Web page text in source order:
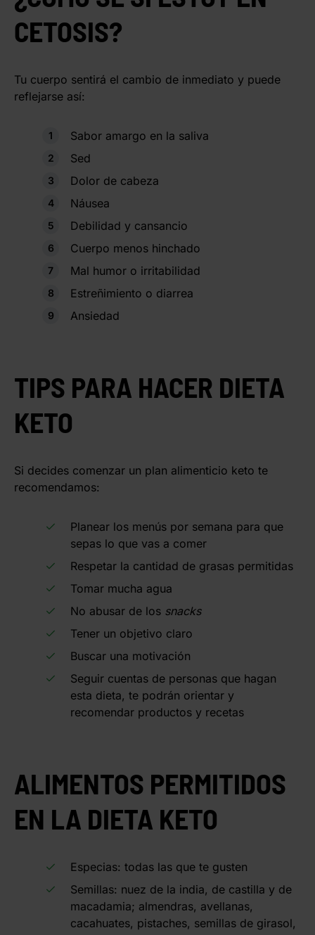
CETOSIS?
Tu cuerpo sentirá el cambio de inmediato y puede
reflejarse así:
Sabor amargo en la saliva
Sed
Dolor de cabeza
Náusea
Debilidad y cansancio
Cuerpo menos hinchado
Mal humor o irritabilidad
Estreñimiento o diarrea
Ansiedad
TIPS PARA HACER DIETA
KETO
Si decides comenzar un plan alimenticio keto te
recomendamos:
Planear los menús por semana para que
sepas lo que vas a comer
Respetar la cantidad de grasas permitidas
Tomar mucha agua
No abusar de los snacks
Tener un objetivo claro
Buscar una motivación
Seguir cuentas de personas que hagan
esta dieta, te podrán orientar y
recomendar productos y recetas
ALIMENTOS PERMITIDOS
EN LA DIETA KETO
Especias: todas las que te gusten
Semillas: nuez de la india, de castilla y de
macadamia; almendras, avellanas,
cacahuates, pistaches, semillas de girasol,